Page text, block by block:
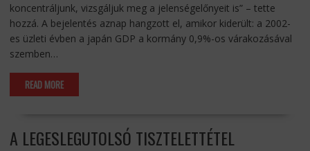
koncentráljunk, vizsgáljuk meg a jelenségelőnyeit is” – tette
hozzá. A bejelentés aznap hangzott el, amikor kiderült: a 2002-
es üzleti évben a japán GDP a kormány 0,9%-os várakozásával
szemben…
READ MORE
A LEGESLEGUTOLSÓ TISZTELETTÉTEL